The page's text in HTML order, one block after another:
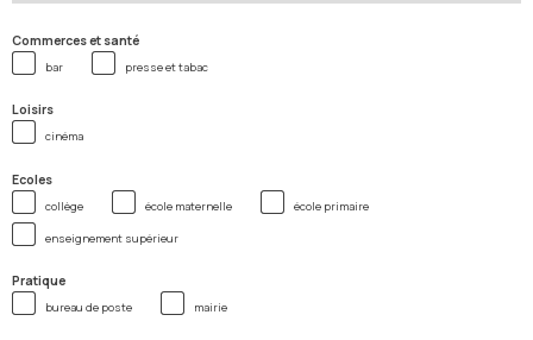
Commerces et santé
bar presse et tabac
Loisirs
cinéma
Ecoles
collège école maternelle école primaire
enseignement supérieur
Pratique
bureau de poste mairie